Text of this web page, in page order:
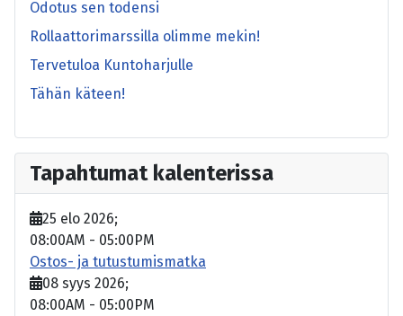
Odotus sen todensi
Rollaattorimarssilla olimme mekin!
Tervetuloa Kuntoharjulle
Tähän käteen!
Tapahtumat kalenterissa
25 elo 2026;
08:00AM - 05:00PM
Ostos- ja tutustumismatka
08 syys 2026;
08:00AM - 05:00PM